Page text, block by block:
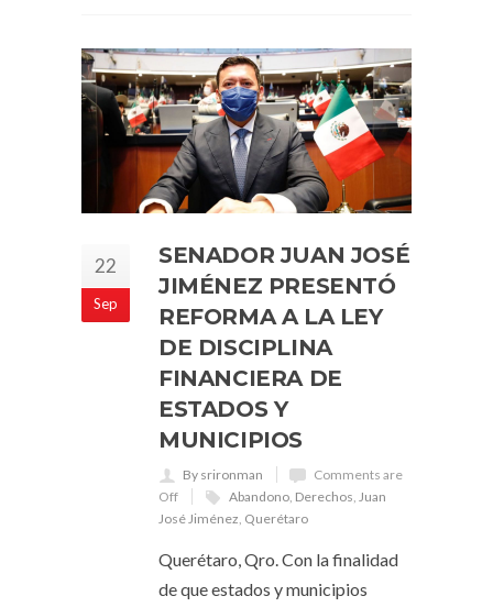
22
Sep
SENADOR JUAN JOSÉ
JIMÉNEZ PRESENTÓ
REFORMA A LA LEY
DE DISCIPLINA
FINANCIERA DE
ESTADOS Y
MUNICIPIOS
By srironman
Comments are
Off
Abandono, Derechos, Juan
José Jiménez, Querétaro
Querétaro, Qro. Con la finalidad
de que estados y municipios